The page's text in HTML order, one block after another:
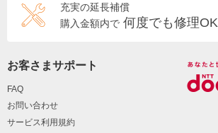
充実の延長補償
購入金額内で 何度でも修理OK
お客さまサポート
FAQ
お問い合わせ
サービス利用規約